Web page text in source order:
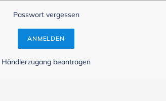
Passwort vergessen
Händlerzugang beantragen